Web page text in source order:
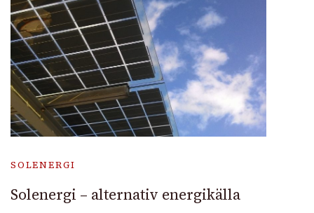
SOLENERGI
Solenergi – alternativ energikälla